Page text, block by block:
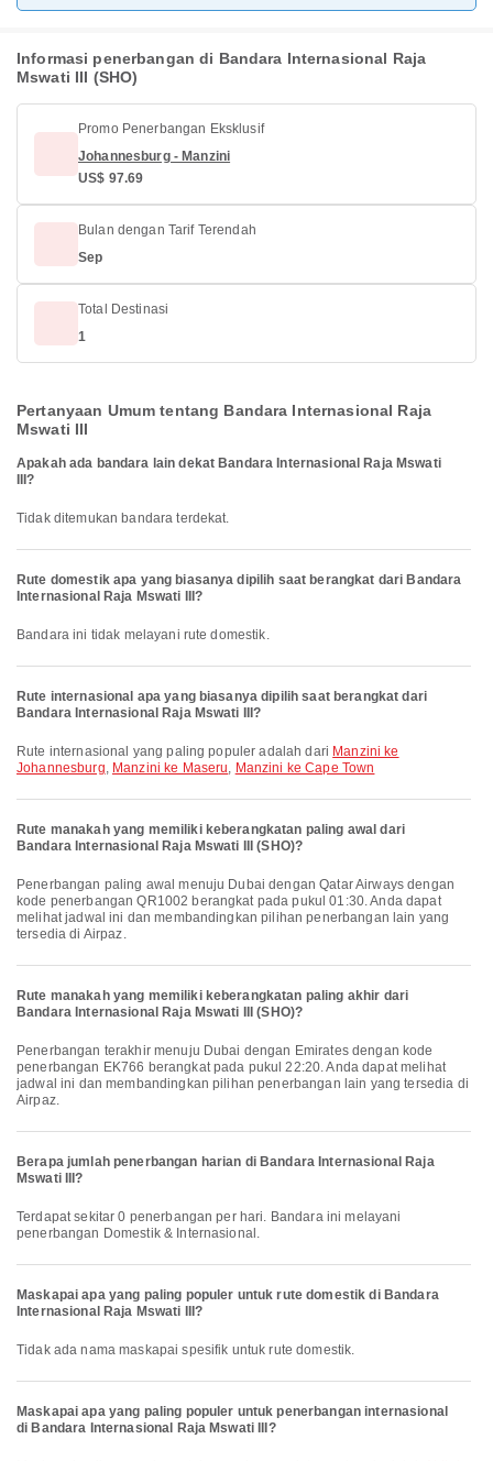
Informasi penerbangan di Bandara Internasional Raja
Mswati III (SHO)
Promo Penerbangan Eksklusif
Johannesburg - Manzini
US$ 97.69
Bulan dengan Tarif Terendah
Sep
Total Destinasi
1
Pertanyaan Umum tentang Bandara Internasional Raja
Mswati III
Apakah ada bandara lain dekat Bandara Internasional Raja Mswati
III?
Tidak ditemukan bandara terdekat.
Rute domestik apa yang biasanya dipilih saat berangkat dari Bandara
Internasional Raja Mswati III?
Bandara ini tidak melayani rute domestik.
Rute internasional apa yang biasanya dipilih saat berangkat dari
Bandara Internasional Raja Mswati III?
Rute internasional yang paling populer adalah dari Manzini ke
Johannesburg, Manzini ke Maseru, Manzini ke Cape Town
Rute manakah yang memiliki keberangkatan paling awal dari
Bandara Internasional Raja Mswati III (SHO)?
Penerbangan paling awal menuju Dubai dengan Qatar Airways dengan
kode penerbangan QR1002 berangkat pada pukul 01:30. Anda dapat
melihat jadwal ini dan membandingkan pilihan penerbangan lain yang
tersedia di Airpaz.
Rute manakah yang memiliki keberangkatan paling akhir dari
Bandara Internasional Raja Mswati III (SHO)?
Penerbangan terakhir menuju Dubai dengan Emirates dengan kode
penerbangan EK766 berangkat pada pukul 22:20. Anda dapat melihat
jadwal ini dan membandingkan pilihan penerbangan lain yang tersedia di
Airpaz.
Berapa jumlah penerbangan harian di Bandara Internasional Raja
Mswati III?
Terdapat sekitar 0 penerbangan per hari. Bandara ini melayani
penerbangan Domestik & Internasional.
Maskapai apa yang paling populer untuk rute domestik di Bandara
Internasional Raja Mswati III?
Tidak ada nama maskapai spesifik untuk rute domestik.
Maskapai apa yang paling populer untuk penerbangan internasional
di Bandara Internasional Raja Mswati III?